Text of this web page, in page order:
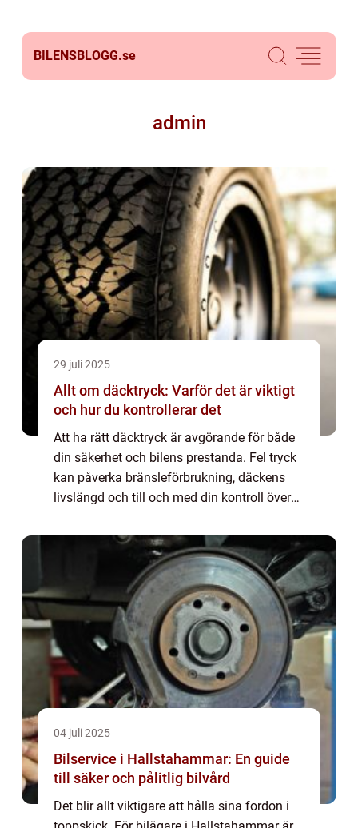
BILENSBLOGG.se
admin
29 juli 2025
Allt om däcktryck: Varför det är viktigt
och hur du kontrollerar det
Att ha rätt däcktryck är avgörande för både
din säkerhet och bilens prestanda. Fel tryck
kan påverka bränsleförbrukning, däckens
livslängd och till och med din kontroll över
04 juli 2025
Bilservice i Hallstahammar: En guide
till säker och pålitlig bilvård
Det blir allt viktigare att hålla sina fordon i